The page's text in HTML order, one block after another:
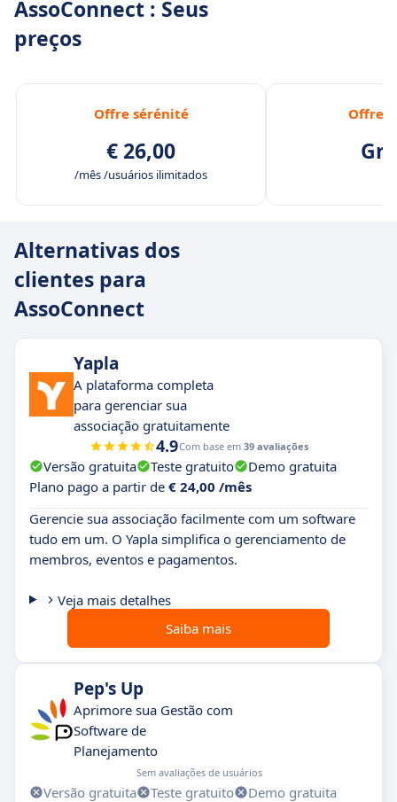
AssoConnect : Seus
preços
Offre sérénité
€ 26,00
/mês /usuários ilimitados
Offre
Alternativas dos
clientes para
AssoConnect
Yapla
A plataforma completa
para gerenciar sua
associação gratuitamente
4.9Com base em 39 avaliações
Versão gratuita Teste gratuito
Demo gratuita
Plano pago a partir de € 24,00 /mês
Gerencie sua associação facilmente com um software
tudo em um. O Yapla simplifica o gerenciamento de
membros, eventos e pagamentos.
Veja mais detalhes
Saiba mais
Pep's Up
Aprimore sua Gestão com
Software de
Planejamento
Sem avaliações de usuários
Versão gratuita Teste gratuito
Demo gratuita